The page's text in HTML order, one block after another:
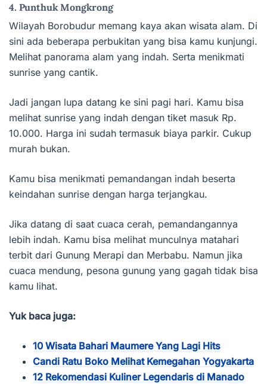
4. Punthuk Mongkrong
Wilayah Borobudur memang kaya akan wisata alam. Di
sini ada beberapa perbukitan yang bisa kamu kunjungi.
Melihat panorama alam yang indah. Serta menikmati
sunrise yang cantik.
Jadi jangan lupa datang ke sini pagi hari. Kamu bisa
melihat sunrise yang indah dengan tiket masuk Rp.
10.000. Harga ini sudah termasuk biaya parkir. Cukup
murah bukan.
Kamu bisa menikmati pemandangan indah beserta
keindahan sunrise dengan harga terjangkau.
Jika datang di saat cuaca cerah, pemandangannya
lebih indah. Kamu bisa melihat munculnya matahari
terbit dari Gunung Merapi dan Merbabu. Namun jika
cuaca mendung, pesona gunung yang gagah tidak bisa
kamu lihat.
Yuk baca juga:
10 Wisata Bahari Maumere Yang Lagi Hits
Candi Ratu Boko Melihat Kemegahan Yogyakarta
12 Rekomendasi Kuliner Legendaris di Manado